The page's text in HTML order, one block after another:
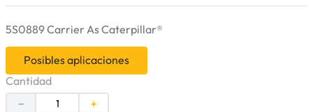
5S0889 Carrier As Caterpillar®
Posibles aplicaciones
Cantidad
＋
－